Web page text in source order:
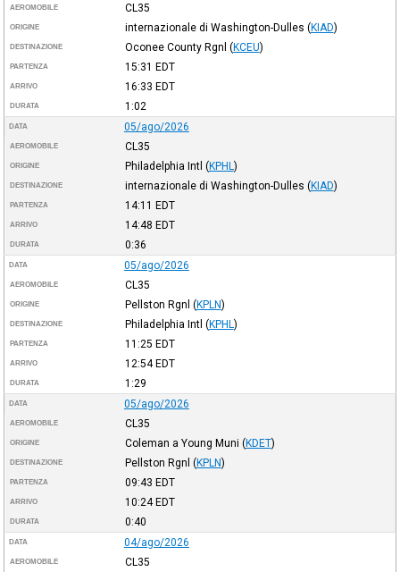
AEROMOBILE CL35
ORIGINE internazionale di Washington-Dulles (KIAD)
DESTINAZIONE Oconee County Rgnl (KCEU)
PARTENZA 15:31 EDT
ARRIVO 16:33 EDT
DURATA 1:02
DATA 05/ago/2026
AEROMOBILE CL35
ORIGINE Philadelphia Intl (KPHL )
DESTINAZIONE internazionale di Washington-Dulles (KIAD)
PARTENZA 14:11 EDT
ARRIVO 14:48 EDT
DURATA 0:36
DATA 05/ago/2026
AEROMOBILE CL35
ORIGINE Pellston Rgnl (KPLN)
DESTINAZIONE Philadelphia Intl (KPHL )
PARTENZA 11:25 EDT
ARRIVO 12:54EDT
DURATA 1:29
DATA 05/ago/2026
AEROMOBILE CL35
ORIGINE Coleman a Young Muni (KDET)
DESTINAZIONE Pellston Rgnl (KPLN)
PARTENZA 09:43 EDT
ARRIVO 10:24EDT
DURATA 0:40
DATA 04/ago/2026
AEROMOBILE CL35